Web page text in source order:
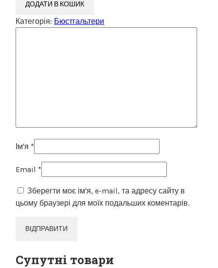
ДОДАТИ В КОШИК
Категорія: Бюстгальтери
Ім'я *
Email *
Зберегти моє ім'я, e-mail, та адресу сайту в
цьому браузері для моїх подальших коментарів.
Супутні товари